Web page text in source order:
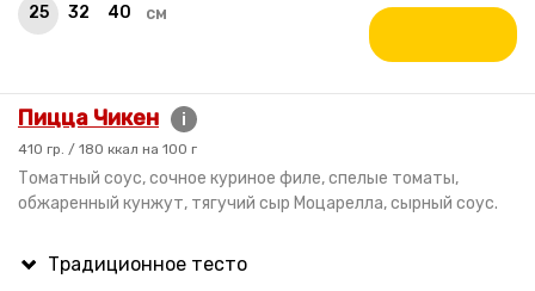
25 32 40 см
Пицца Чикен i
410 гр. / 180 ккал на 100 г
Томатный соус, сочное куриное филе, спелые томаты,
обжаренный кунжут, тягучий сыр Моцарелла, сырный соус.